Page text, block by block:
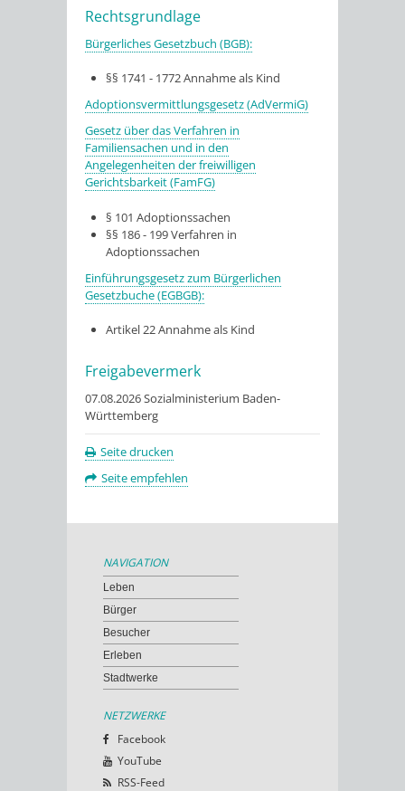
Rechtsgrundlage
Bürgerliches Gesetzbuch (BGB):
§§ 1741 - 1772 Annahme als Kind
Adoptionsvermittlungsgesetz (AdVermiG)
Gesetz über das Verfahren in
Familiensachen und in den
Angelegenheiten der freiwilligen
Gerichtsbarkeit (FamFG)
§ 101 Adoptionssachen
§§ 186 - 199 Verfahren in
Adoptionssachen
Einführungsgesetz zum Bürgerlichen
Gesetzbuche (EGBGB):
Artikel 22 Annahme als Kind
Freigabevermerk
07.08.2026 Sozialministerium Baden-
Württemberg
Seite drucken
Seite empfehlen
NAVIGATION
Leben
Bürger
Besucher
Erleben
Stadtwerke
NETZWERKE
Facebook
YouTube
RSS-Feed